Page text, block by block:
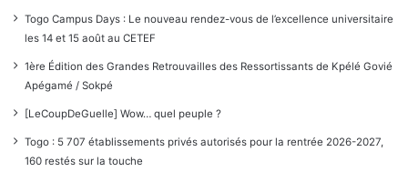
Togo Campus Days : Le nouveau rendez-vous de l’excellence universitaire
les 14 et 15 août au CETEF
1ère Édition des Grandes Retrouvailles des Ressortissants de Kpélé Govié
Apégamé / Sokpé
[LeCoupDeGuelle] Wow… quel peuple ?
Togo : 5 707 établissements privés autorisés pour la rentrée 2026-2027,
160 restés sur la touche